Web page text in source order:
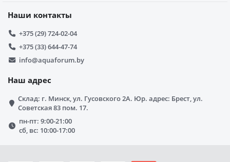
Наши контакты
+375 (29) 724-02-04
+375 (33) 644-47-74
info@aquaforum.by
Наш адрес
Склад: г. Минск, ул. Гусовского 2А. Юр. адрес: Брест, ул.
Советская 83 пом. 17.
пн-пт: 9:00-21:00
сб, вс: 10:00-17:00